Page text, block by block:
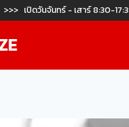
เปิดวันจันทร์ - เสาร์ 8:30-